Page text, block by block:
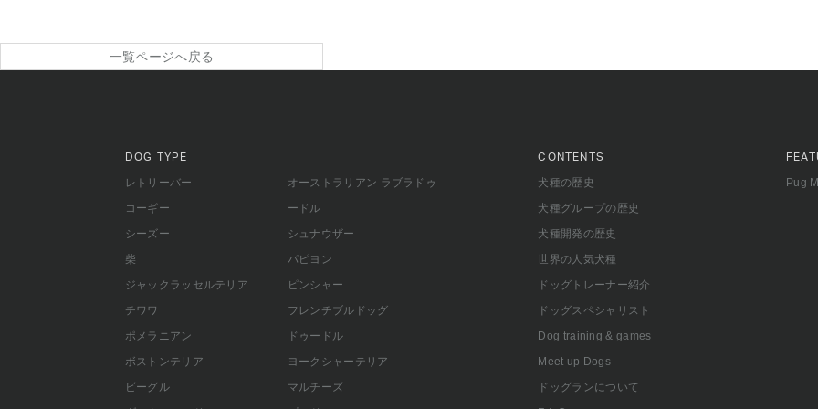
一覧ページへ戻る
DOG TYPE
レトリーバー
コーギー
シーズー
柴
ジャックラッセルテリア
チワワ
ポメラニアン
ボストンテリア
ビーグル
オーストラリアン ラブラドゥ
ードル
シュナウザー
パピヨン
ピンシャー
フレンチブルドッグ
ドゥードル
ヨークシャーテリア
マルチーズ
CONTENTS
犬種の歴史
犬種グループの歴史
犬種開発の歴史
世界の人気犬種
ドッグトレーナー紹介
ドッグスペシャリスト
Dog training & games
Meet up Dogs
ドッグランについて
Pug